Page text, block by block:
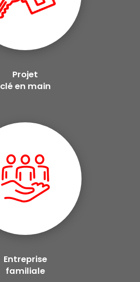
Projet
clé en main
Entreprise
familiale